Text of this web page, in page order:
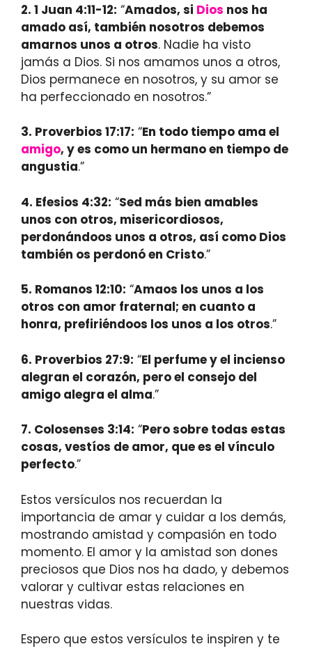
2. 1 Juan 4:11-12: “Amados, si Dios nos ha
amado así, también nosotros debemos
amarnos unos a otros. Nadie ha visto
jamás a Dios. Si nos amamos unos a otros,
Dios permanece en nosotros, y su amor se
ha perfeccionado en nosotros.”
3. Proverbios 17:17: “En todo tiempo ama el
amigo, y es como un hermano en tiempo de
angustia.”
4. Efesios 4:32: “Sed más bien amables
unos con otros, misericordiosos,
perdonándoos unos a otros, así como Dios
también os perdonó en Cristo.”
5. Romanos 12:10: “Amaos los unos a los
otros con amor fraternal; en cuanto a
honra, prefiriéndoos los unos a los otros.”
6. Proverbios 27:9: “El perfume y el incienso
alegran el corazón, pero el consejo del
amigo alegra el alma.”
7. Colosenses 3:14: “Pero sobre todas estas
cosas, vestíos de amor, que es el vínculo
perfecto.”
Estos versículos nos recuerdan la
importancia de amar y cuidar a los demás,
mostrando amistad y compasión en todo
momento. El amor y la amistad son dones
preciosos que Dios nos ha dado, y debemos
valorar y cultivar estas relaciones en
nuestras vidas.
Espero que estos versículos te inspiren y te